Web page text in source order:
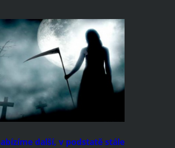
další, v podstatě stále